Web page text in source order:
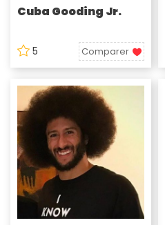
Cuba Gooding Jr.
5 Comparer